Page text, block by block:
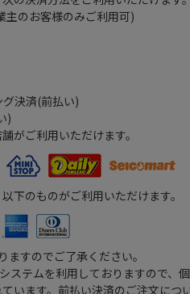
主のお客様のみご利用可)
決済(前払い)
)
がご利用いただけます。
下のものがご利用いただけます。
ますのでご了承ください。
ステムを利用しておりますので、
います。前払い決済のご注文につ